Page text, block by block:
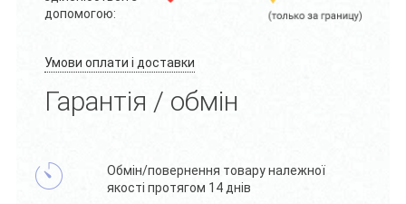
допомогою:
Умови оплати і доставки
Гарантія / обмін
Обмін/повернення товару належної
якості протягом 14 днів